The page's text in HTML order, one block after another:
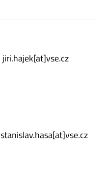
jiri.hajek[at]vse.cz
stanislav.hasa[at]vse.cz